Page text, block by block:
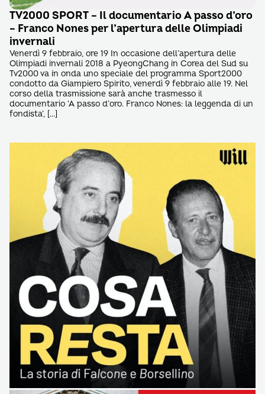
TV2000 SPORT – Il documentario A passo d’oro
– Franco Nones per l’apertura delle Olimpiadi
invernali
Venerdì 9 febbraio, ore 19 In occasione dell’apertura delle
Olimpiadi invernali 2018 a PyeongChang in Corea del Sud su
Tv2000 va in onda uno speciale del programma Sport2000
condotto da Giampiero Spirito, venerdì 9 febbraio alle 19. Nel
corso della trasmissione sarà anche trasmesso il
documentario ‘A passo d’oro. Franco Nones: la leggenda di un
fondista’, […]